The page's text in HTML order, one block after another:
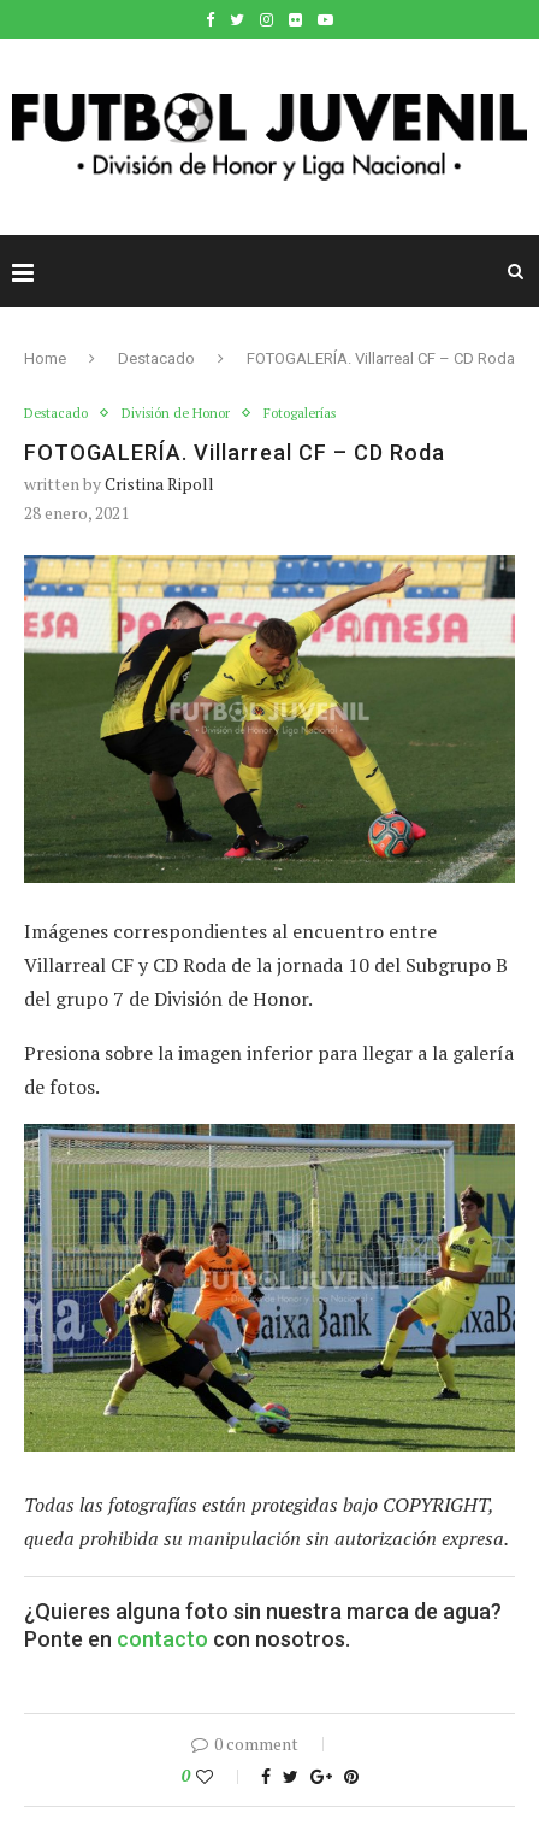
Home Destacado FOTOGALERÍA. Villarreal CF – CD Roda
Destacado División de Honor Fotogalerías
FOTOGALERÍA. Villarreal CF – CD Roda
written byCristina Ripoll
28 enero, 2021
Imágenes correspondientes al encuentro entre
Villarreal CF y CD Roda de la jornada 10 del Subgrupo B
del grupo 7 de División de Honor.
Presiona sobre la imagen inferior para llegar a la galería
de fotos.
Todas las fotografías están protegidas bajo COPYRIGHT,
queda prohibida su manipulación sin autorización expresa.
¿Quieres alguna foto sin nuestra marca de agua?
Ponte en contacto con nosotros.
0 comment
0